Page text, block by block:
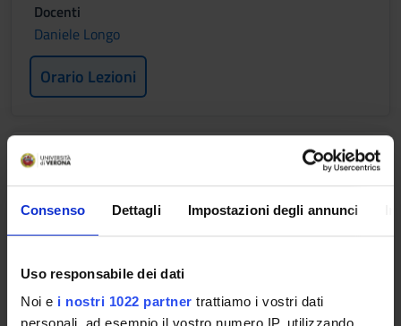
Consenso Dettagli Impostazioni degli annunci
Uso responsabile dei dati
Noi e i nostri 1022 partner trattiamo i vostri dati
Docenti
Daniele Longo
Orario Lezioni
PATOLOGIA GENERALE
2
1 SEMESTRE PROFESSIONI SANITARIE
Docenti